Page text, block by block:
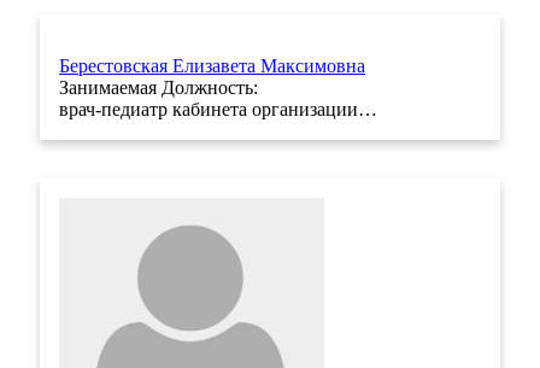
Берестовская Елизавета Максимовна
Занимаемая Должность:
врач-педиатр кабинета организации…